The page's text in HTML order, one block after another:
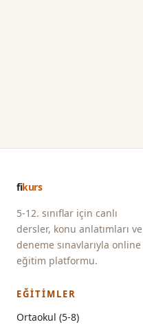
fikurs
5-12. sınıflar için canlı
dersler, konu anlatımları ve
deneme sınavlarıyla online
eğitim platformu.
EĞITIMLER
Ortaokul (5-8)